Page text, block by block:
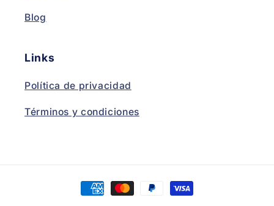
Blog
Links
Política de privacidad
Términos y condiciones
Payment
methods